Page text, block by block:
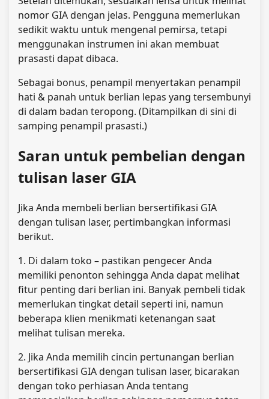
nomor GIA dengan jelas. Pengguna memerlukan
sedikit waktu untuk mengenal pemirsa, tetapi
menggunakan instrumen ini akan membuat
prasasti dapat dibaca.
Sebagai bonus, penampil menyertakan penampil
hati & panah untuk berlian lepas yang tersembunyi
di dalam badan teropong. (Ditampilkan di sini di
samping penampil prasasti.)
Saran untuk pembelian dengan
tulisan laser GIA
Jika Anda membeli berlian bersertifikasi GIA
dengan tulisan laser, pertimbangkan informasi
berikut.
1. Di dalam toko – pastikan pengecer Anda
memiliki penonton sehingga Anda dapat melihat
fitur penting dari berlian ini. Banyak pembeli tidak
memerlukan tingkat detail seperti ini, namun
beberapa klien menikmati ketenangan saat
melihat tulisan mereka.
2. Jika Anda memilih cincin pertunangan berlian
bersertifikasi GIA dengan tulisan laser, bicarakan
dengan toko perhiasan Anda tentang